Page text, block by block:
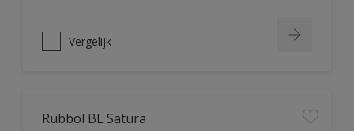
Vergelijk
Rubbol BL Satura